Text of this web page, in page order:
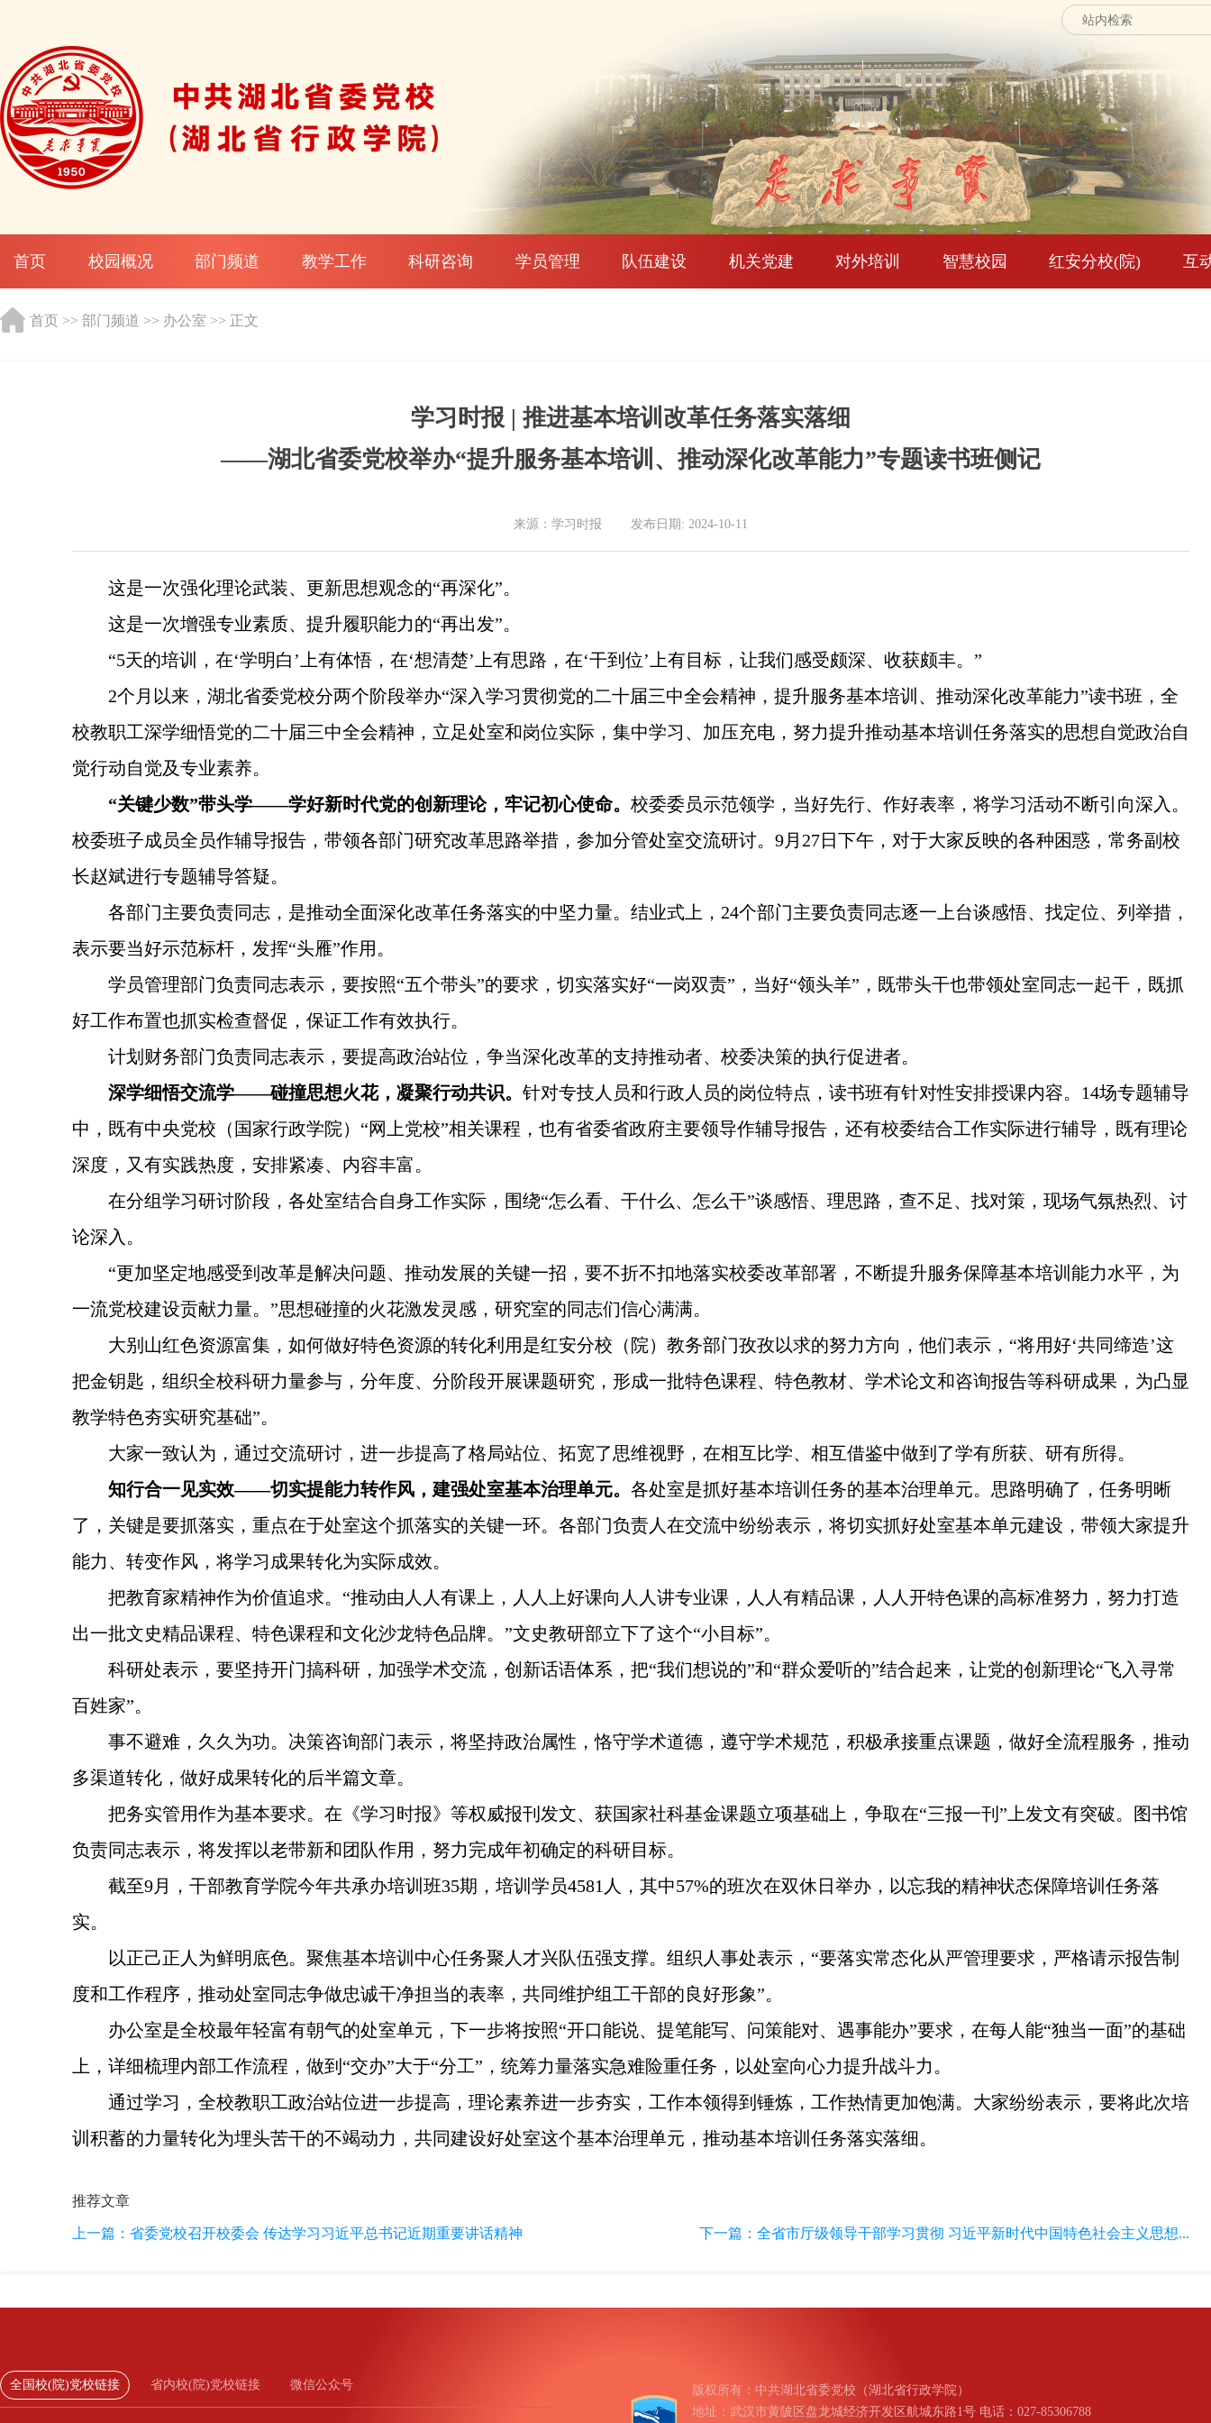
首页 校园概况 部门频道 教学工作 科研咨询 学员管理 队伍建设 机关党建 对外培训 智慧校园 红安分校(院) 互
首页 >> 部门频道 >> 办公室 >> 正文
学习时报 | 推进基本培训改革任务落实落细
——湖北省委党校举办“提升服务基本培训、推动深化改革能力”专题读书班侧记
来源：学习时报 发布日期: 2024-10-11
这是一次强化理论武装、更新思想观念的“再深化”。
这是一次增强专业素质、提升履职能力的“再出发”。
“5天的培训，在‘学明白’上有体悟，在‘想清楚’上有思路，在‘干到位’上有目标，让我们感受颇深、收获颇丰。”
2个月以来，湖北省委党校分两个阶段举办“深入学习贯彻党的二十届三中全会精神，提升服务基本培训、推动深化改革能力”读书班，全
校教职工深学细悟党的二十届三中全会精神，立足处室和岗位实际，集中学习、加压充电，努力提升推动基本培训任务落实的思想自觉政治自
觉行动自觉及专业素养。
“关键少数”带头学——学好新时代党的创新理论，牢记初心使命。 校委委员示范领学，当好先行、作好表率，将学习活动不断引向深入。
校委班子成员全员作辅导报告，带领各部门研究改革思路举措，参加分管处室交流研讨。9月27日下午，对于大家反映的各种困惑，常务副校
长赵斌进行专题辅导答疑。
各部门主要负责同志，是推动全面深化改革任务落实的中坚力量。结业式上，24个部门主要负责同志逐一上台谈感悟、找定位、列举措，
表示要当好示范标杆，发挥“头雁”作用。
学员管理部门负责同志表示，要按照“五个带头”的要求，切实落实好“一岗双责”，当好“领头羊”，既带头干也带领处室同志一起干，既抓
好工作布置也抓实检查督促，保证工作有效执行。
计划财务部门负责同志表示，要提高政治站位，争当深化改革的支持推动者、校委决策的执行促进者。
深学细悟交流学——碰撞思想火花，凝聚行动共识。 针对专技人员和行政人员的岗位特点，读书班有针对性安排授课内容。14场专题辅导
中，既有中央党校（国家行政学院）“网上党校”相关课程，也有省委省政府主要领导作辅导报告，还有校委结合工作实际进行辅导，既有理论
深度，又有实践热度，安排紧凑、内容丰富。
在分组学习研讨阶段，各处室结合自身工作实际，围绕“怎么看、干什么、怎么干”谈感悟、理思路，查不足、找对策，现场气氛热烈、讨
论深入。
“更加坚定地感受到改革是解决问题、推动发展的关键一招，要不折不扣地落实校委改革部署，不断提升服务保障基本培训能力水平，为
一流党校建设贡献力量。”思想碰撞的火花激发灵感，研究室的同志们信心满满。
大别山红色资源富集，如何做好特色资源的转化利用是红安分校（院）教务部门孜孜以求的努力方向，他们表示，“将用好‘共同缔造’这
把金钥匙，组织全校科研力量参与，分年度、分阶段开展课题研究，形成一批特色课程、特色教材、学术论文和咨询报告等科研成果，为凸显
教学特色夯实研究基础”。
大家一致认为，通过交流研讨，进一步提高了格局站位、拓宽了思维视野，在相互比学、相互借鉴中做到了学有所获、研有所得。
知行合一见实效——切实提能力转作风，建强处室基本治理单元。 各处室是抓好基本培训任务的基本治理单元。思路明确了，任务明晰
了，关键是要抓落实，重点在于处室这个抓落实的关键一环。各部门负责人在交流中纷纷表示，将切实抓好处室基本单元建设，带领大家提升
能力、转变作风，将学习成果转化为实际成效。
把教育家精神作为价值追求。“推动由人人有课上，人人上好课向人人讲专业课，人人有精品课，人人开特色课的高标准努力，努力打造
出一批文史精品课程、特色课程和文化沙龙特色品牌。”文史教研部立下了这个“小目标”。
科研处表示，要坚持开门搞科研，加强学术交流，创新话语体系，把“我们想说的”和“群众爱听的”结合起来，让党的创新理论“飞入寻常
百姓家”。
事不避难，久久为功。决策咨询部门表示，将坚持政治属性，恪守学术道德，遵守学术规范，积极承接重点课题，做好全流程服务，推动
多渠道转化，做好成果转化的后半篇文章。
把务实管用作为基本要求。在《学习时报》等权威报刊发文、获国家社科基金课题立项基础上，争取在“三报一刊”上发文有突破。图书馆
负责同志表示，将发挥以老带新和团队作用，努力完成年初确定的科研目标。
截至9月，干部教育学院今年共承办培训班35期，培训学员4581人，其中57%的班次在双休日举办，以忘我的精神状态保障培训任务落
实。
以正己正人为鲜明底色。聚焦基本培训中心任务聚人才兴队伍强支撑。组织人事处表示，“要落实常态化从严管理要求，严格请示报告制
度和工作程序，推动处室同志争做忠诚干净担当的表率，共同维护组工干部的良好形象”。
办公室是全校最年轻富有朝气的处室单元，下一步将按照“开口能说、提笔能写、问策能对、遇事能办”要求，在每人能“独当一面”的基础
上，详细梳理内部工作流程，做到“交办”大于“分工”，统筹力量落实急难险重任务，以处室向心力提升战斗力。
通过学习，全校教职工政治站位进一步提高，理论素养进一步夯实，工作本领得到锤炼，工作热情更加饱满。大家纷纷表示，要将此次培
训积蓄的力量转化为埋头苦干的不竭动力，共同建设好处室这个基本治理单元，推动基本培训任务落实落细。
推荐文章
上一篇： 省委党校召开校委会 传达学习习近平总书记近期重要讲话精神 下一篇： 全省市厅级领导干部学习贯彻 习近平新时代中国特色社会主义思想...
全国校(院)党校链接 省内校(院)党校链接 微信公众号
版权所有：中共湖北省委党校（湖北省行政学院）
地址：武汉市黄陂区盘龙城经济开发区航城东路1号 电话：027-85306788